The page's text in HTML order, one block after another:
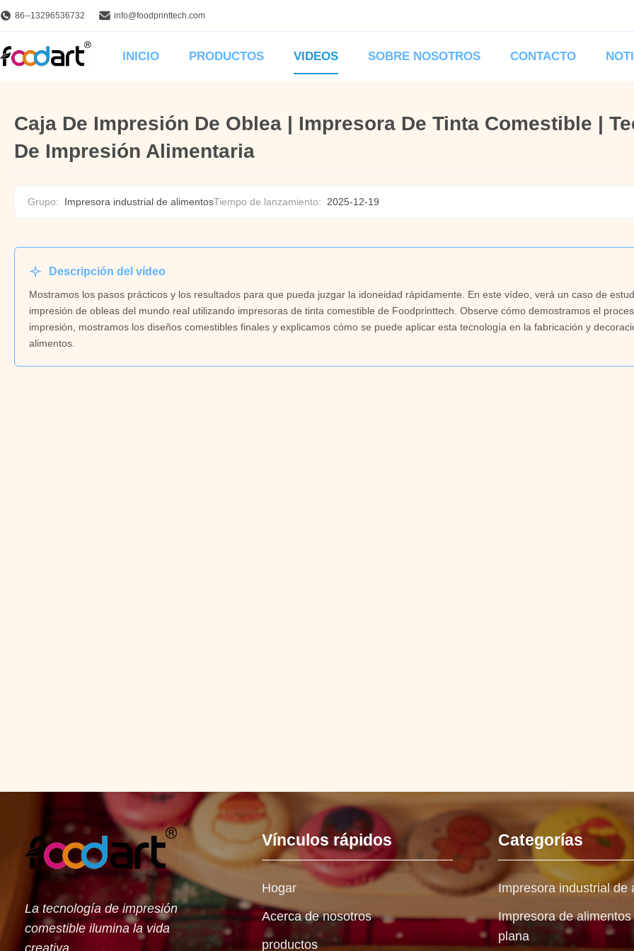
86--13296536732 info@foodprinttech.com
INICIO PRODUCTOS VIDEOS SOBRE NOSOTROS CONTACTO
Caja De Impresión De Oblea | Impresora De Tinta Comestible |
De Impresión Alimentaria
Grupo: Impresora industrial de alimentosTiempo de lanzamiento: 2025-12-19
Descripción del vídeo
Mostramos los pasos prácticos y los resultados para que pueda juzgar la idoneidad rápidamente. En este vídeo, verá un caso de
impresión de obleas del mundo real utilizando impresoras de tinta comestible de Foodprinttech. Observe cómo demostramos el
impresión, mostramos los diseños comestibles finales y explicamos cómo se puede aplicar esta tecnología en la fabricación y
alimentos.
La tecnología de impresión
comestible ilumina la vida
creativa
Vínculos rápidos
Hogar
Acerca de nosotros
productos
Categorías
Impresora industrial de
Impresora de alimentos
plana